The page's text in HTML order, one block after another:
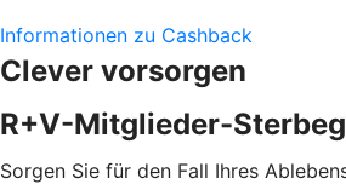
Informationen zu Cashback
Clever vorsorgen
R+V-Mitglieder-
Sorgen Sie für den Fall Ihres